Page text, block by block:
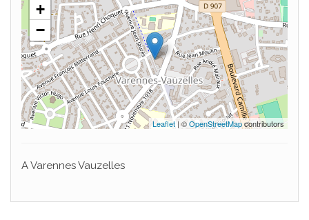
+
−
Leaflet| ©OpenStreetMapcontributors
A Varennes Vauzelles